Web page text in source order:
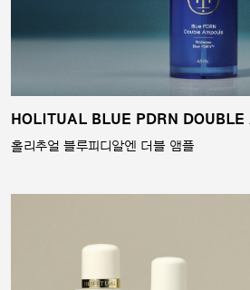
HOLITUAL BLUE PDRN DOUBLE
홀리추얼 블루피디알엔 더블 앰플